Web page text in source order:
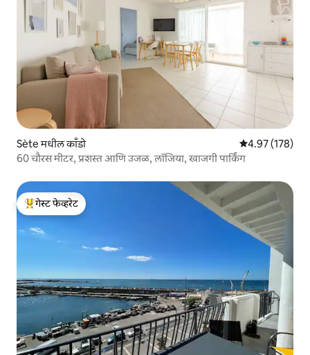
Sète मधील काँडो 5 पैकी 4.97
4.97 (178)
60 चौरस मीटर, प्रशस्त आणि उजळ, लॉजिया, खाजगी पार्किंग
टॉप गेस्ट फेव्हरेट
गेस्ट फेव्हरेट